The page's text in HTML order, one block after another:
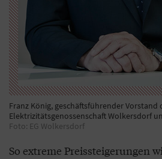
Franz König, geschäftsführender Vorstand
Elektrizitätsgenossenschaft Wolkersdorf
Foto: EG Wolkersdorf
So extreme Preissteigerungen